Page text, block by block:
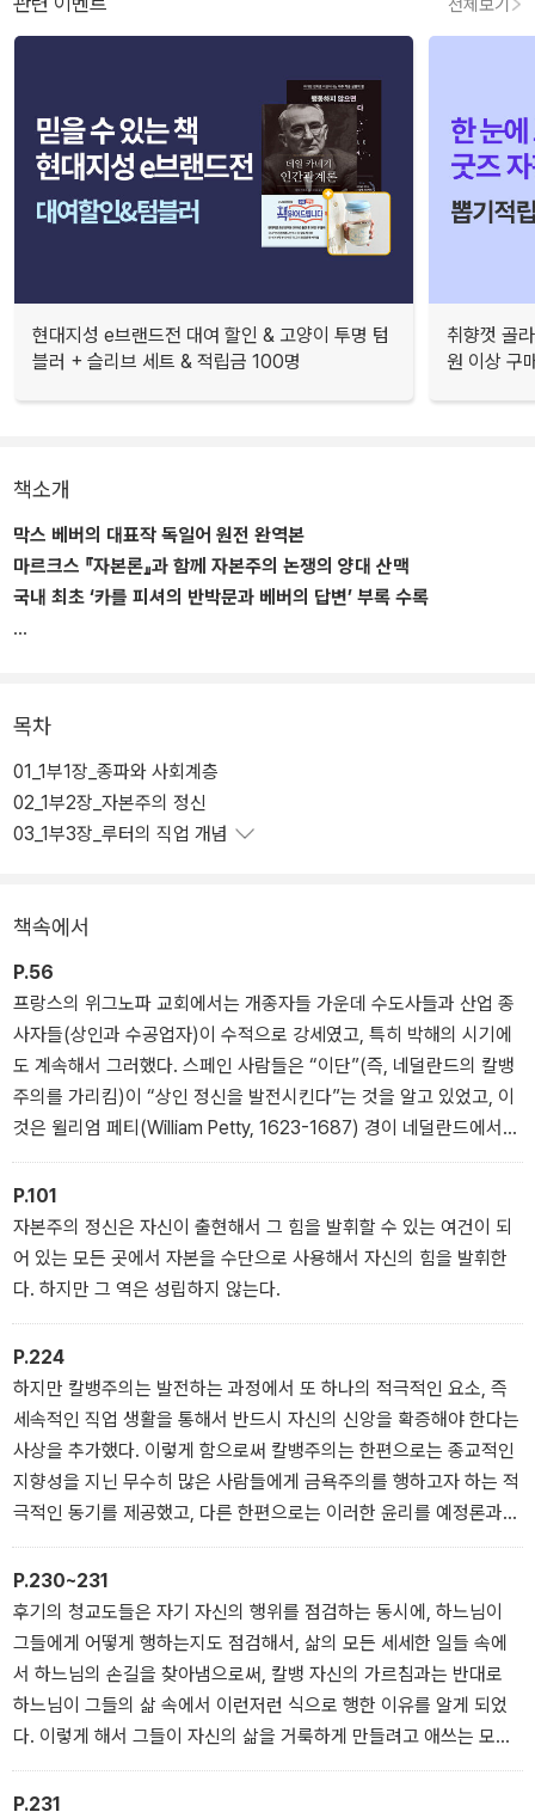
현대지성 e브랜드전 대여 할인 & 고양이 투명 텀
블러 + 슬리브 세트 & 적립금 100명
취향껏 골
원 이상 구
책소개
막스 베버의 대표작 독일어 원전 완역본
마르크스 『자본론』과 함께 자본주의 논쟁의 양대 산맥
국내 최초 ‘카를 피셔의 반박문과 베버의 답변’ 부록 수록
자본주의 정신』이다.
의가 아니라, 영국과 미국의 청교도 전통에서 찾았다. 그는 ‘근대 노동
윤리’와 ‘물질적 성공에 대한 지향성’은 시장의 관심과 사업에 대한 기
민한 감각, 그리고 기술혁신이 아니라, 16-17세기 영국과 미국에서
했던 그들의 투쟁이 다른 모든 인권을 확보하는 데 모퉁잇돌이 되었
다고 말한다. 이 논증으로 인해 이 책은 발표 당시에 격렬한 논쟁을 불
러일으켰고, 그 격렬함은 오늘날에도 전혀 식지 않았다.
우리는 왜 이 책을 읽어야 할까? 이 책을 빼놓고 자본주의를 말할 수
없기 때문이다. 이 책은 자본주의를 이해하려면 반드시 읽어야 할 책
이다. 꼭 자본주의에 대한 관심이 없더라도 그저 이 책에 담긴 베버의
지성을 맛보는 것만으로도 우리에게 큰 유익과 즐거움이 될 것이다.
목차
01_1부1장_종파와 사회계층
02_1부2장_자본주의 정신
03_1부3장_루터의 직업 개념
책속에서
P.56
프랑스의 위그노파 교회에서는 개종자들 가운데 수도사들과 산업 종
사자들(상인과 수공업자)이 수적으로 강세였고, 특히 박해의 시기에
도 계속해서 그러했다. 스페인 사람들은 “이단”(즉, 네덜란드의 칼뱅
주의를 가리킴)이 “상인 정신을 발전시킨다”는 것을 알고 있었고, 이
것은 윌리엄 페티(William Petty, 1623-1687) 경이 네덜란드에서
자본주의의 눈부신 발전의 원인들이 무엇이었는지를 연구해서 얻은
결론과 완전히 일치한다. 경제사학자 고트하인(W. Eberhard Gothei
n, 1863-1923)이 곳곳에 퍼져 나가 활동했던 칼뱅주의자들을 “자본
주의 경제의 종묘장”(Pflanzschule der Kapitalwirtschaft)이라고
지칭한 것은 옳다.
P.101
자본주의 정신은 자신이 출현해서 그 힘을 발휘할 수 있는 여건이 되
어 있는 모든 곳에서 자본을 수단으로 사용해서 자신의 힘을 발휘한
다. 하지만 그 역은 성립하지 않는다.
P.224
하지만 칼뱅주의는 발전하는 과정에서 또 하나의 적극적인 요소, 즉
세속적인 직업 생활을 통해서 반드시 자신의 신앙을 확증해야 한다는
사상을 추가했다. 이렇게 함으로써 칼뱅주의는 한편으로는 종교적인
지향성을 지닌 무수히 많은 사람들에게 금욕주의를 행하고자 하는 적
극적인 동기를 제공했고, 다른 한편으로는 이러한 윤리를 예정론과
결합시킴으로써, 세속을 떠나서 수도원으로 들어가 초세속적인 소명
을 추구했던 “수도사들의 귀족주의”를 하느님에 의해 영원 전에 예정
되어 세상에 보내져서 세상 속에서 자신에게 주어진 직업을 통해 자
신의 소명을 다해야 하는 “세속적인 성도들의 귀족주의”로 변화시켰
다.
P.230~231
후기의 청교도들은 자기 자신의 행위를 점검하는 동시에, 하느님이
그들에게 어떻게 행하는지도 점검해서, 삶의 모든 세세한 일들 속에
서 하느님의 손길을 찾아냄으로써, 칼뱅 자신의 가르침과는 반대로
하느님이 그들의 삶 속에서 이런저런 식으로 행한 이유를 알게 되었
다. 이렇게 해서 그들이 자신의 삶을 거룩하게 만들려고 애쓰는 모든
것은 거의 사업의 성격을 띠게 되었다. 청교도들이 자신의 삶 전체를
철저하게 기독교화하게 된 것은 성화를 목적으로 그들의 삶을 윤리적
P.231